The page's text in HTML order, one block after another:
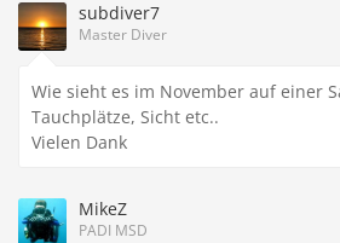
subdiver7
Master Diver
Wie sieht es im November auf einer
Tauchplätze, Sicht etc..
Vielen Dank
MikeZ
PADI MSD